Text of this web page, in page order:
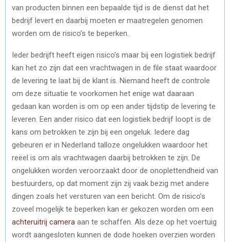
van producten binnen een bepaalde tijd is de dienst dat het
bedrijf levert en daarbij moeten er maatregelen genomen
worden om de risico’s te beperken.
Ieder bedrijft heeft eigen risico’s maar bij een logistiek bedrijf
kan het zo zijn dat een vrachtwagen in de file staat waardoor
de levering te laat bij de klant is. Niemand heeft de controle
om deze situatie te voorkomen het enige wat daaraan
gedaan kan worden is om op een ander tijdstip de levering te
leveren. Een ander risico dat een logistiek bedrijf loopt is de
kans om betrokken te zijn bij een ongeluk. Iedere dag
gebeuren er in Nederland talloze ongelukken waardoor het
reëel is om als vrachtwagen daarbij betrokken te zijn. De
ongelukken worden veroorzaakt door de onoplettendheid van
bestuurders, op dat moment zijn zij vaak bezig met andere
dingen zoals het versturen van een bericht. Om de risico’s
zoveel mogelijk te beperken kan er gekozen worden om een
achteruitrij camera aan te schaffen. Als deze op het voertuig
wordt aangesloten kunnen de dode hoeken overzien worden